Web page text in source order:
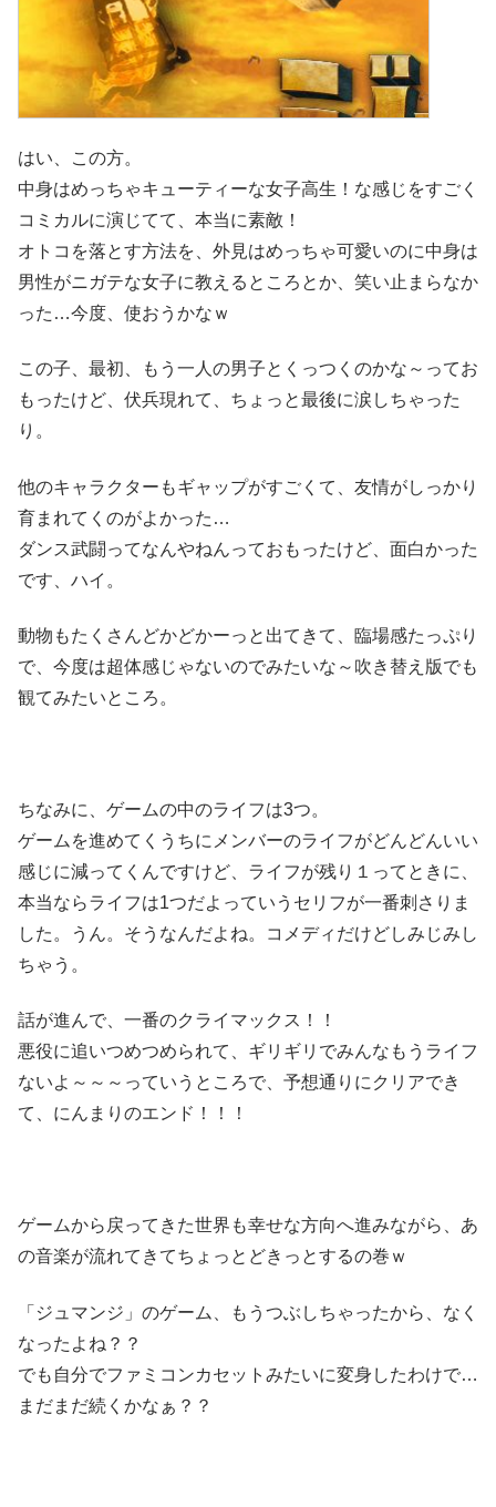
はい、この方。
中身はめっちゃキューティーな女子高生！な感じをすごく
コミカルに演じてて、本当に素敵！
オトコを落とす方法を、外見はめっちゃ可愛いのに中身は
男性がニガテな女子に教えるところとか、笑い止まらなか
った…今度、使おうかなｗ
この子、最初、もう一人の男子とくっつくのかな～ってお
もったけど、伏兵現れて、ちょっと最後に涙しちゃった
り。
他のキャラクターもギャップがすごくて、友情がしっかり
育まれてくのがよかった…
ダンス武闘ってなんやねんっておもったけど、面白かった
です、ハイ。
動物もたくさんどかどかーっと出てきて、臨場感たっぷり
で、今度は超体感じゃないのでみたいな～吹き替え版でも
観てみたいところ。
ちなみに、ゲームの中のライフは3つ。
ゲームを進めてくうちにメンバーのライフがどんどんいい
感じに減ってくんですけど、ライフが残り１ってときに、
本当ならライフは1つだよっていうセリフが一番刺さりま
した。うん。そうなんだよね。コメディだけどしみじみし
ちゃう。
話が進んで、一番のクライマックス！！
悪役に追いつめつめられて、ギリギリでみんなもうライフ
ないよ～～～っていうところで、予想通りにクリアでき
て、にんまりのエンド！！！
ゲームから戻ってきた世界も幸せな方向へ進みながら、あ
の音楽が流れてきてちょっとどきっとするの巻ｗ
「ジュマンジ」のゲーム、もうつぶしちゃったから、なく
なったよね？？
でも自分でファミコンカセットみたいに変身したわけで…
まだまだ続くかなぁ？？